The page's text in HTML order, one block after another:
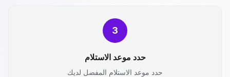
3
حدد موعد الاستلام
حدد موعد الاستلام المفضل لديك